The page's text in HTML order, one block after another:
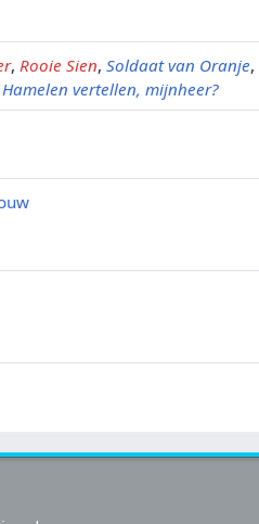
, Rooie Sien,Soldaat van Oranje,
vertellen, mijnheer?